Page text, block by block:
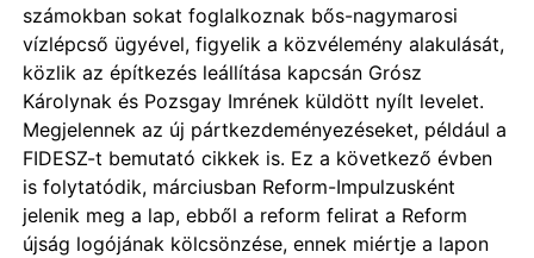
számokban sokat foglalkoznak bős-nagymarosi
vízlépcső ügyével, figyelik a közvélemény alakulását,
közlik az építkezés leállítása kapcsán Grósz
Károlynak és Pozsgay Imrének küldött nyílt levelet.
Megjelennek az új pártkezdeményezéseket, például a
FIDESZ-t bemutató cikkek is. Ez a következő évben
is folytatódik, márciusban Reform-Impulzusként
jelenik meg a lap, ebből a reform felirat a Reform
újság logójának kölcsönzése, ennek miértje a lapon